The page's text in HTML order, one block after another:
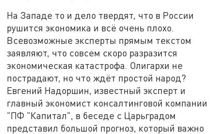
На Западе то и дело твердят, что в России
рушится экономика и всё очень плохо.
Всевозможные эксперты прямым текстом
заявляют, что совсем скоро разразится
экономическая катастрофа. Олигархи не
пострадают, но что ждёт простой народ?
Евгений Надоршин, известный эксперт и
главный экономист консалтинговой компании
"ПФ "Капитал", в беседе с Царьградом
представил большой прогноз, который важно